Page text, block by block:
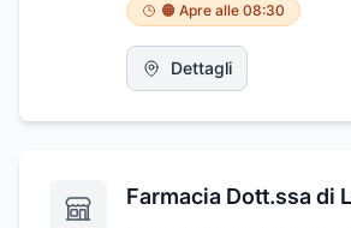
🟠 Apre alle 08:30
Dettagli